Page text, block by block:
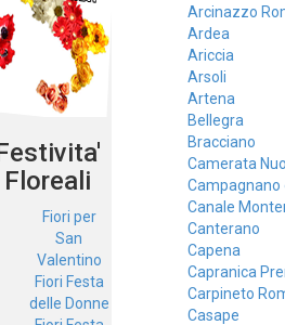
Floreali
Fiori per
San
Valentino
Fiori Festa
delle Donne
Arcinazzo
Ardea
Ariccia
Arsoli
Artena
Bellegra
Bracciano
Camerata
Campagnano
Canale
Canterano
Capena
Capranica
Carpineto
Casape